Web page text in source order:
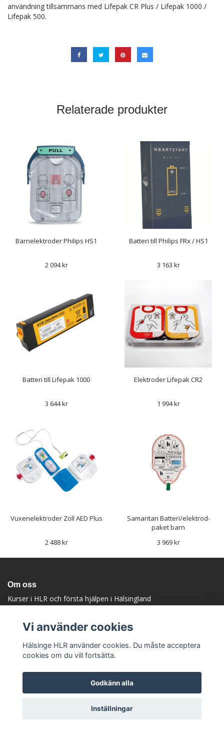
användning tillsammans med Lifepak CR Plus / Lifepak 1000 /
Lifepak 500.
Relaterade produkter
Barnelektroder Philips HS1
2 094 kr
Batteri till Philips FRx / HS1
3 163 kr
Batteri till Lifepak 1000
3 644 kr
Elektroder Lifepak CR2
1 994 kr
Vuxenelektroder Zoll AED Plus
2 488 kr
Samaritan Batteri/elektrod-
paket barn
3 969 kr
Om oss
Kurser i HLR och första hjälpen i Hälsingland
© Copyright Hälsinge HLR
Vi använder cookies
Hälsinge HLR använder cookies. Du måste acceptera
cookies om du vill fortsätta.
Godkänn alla
Inställningar